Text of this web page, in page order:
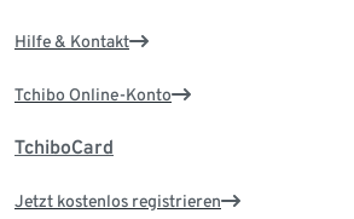
Hilfe & Kontakt
Tchibo Online-Konto
TchiboCard
Jetzt kostenlos registrieren